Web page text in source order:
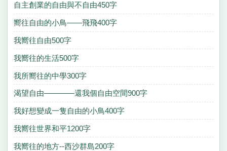
自主創業的自由與不自由450字
嚮往自由的小鳥——飛飛400字
我嚮往自由500字
我嚮往的生活500字
我所嚮往的中學300字
渴望自由————還我個自由空間900字
我好想變成一隻自由的小鳥400字
我嚮往世界和平1200字
我嚮往的地方--西沙群島200字